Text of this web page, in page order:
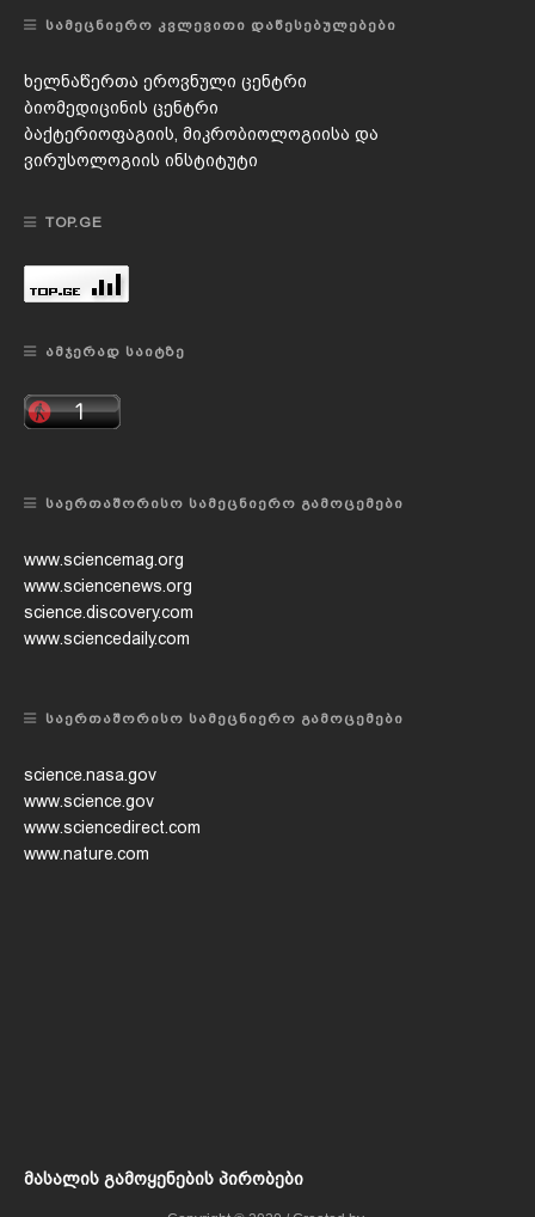
ᲡᲐᲛᲔᲪᲜᲘᲔᲠᲝ ᲙᲕᲚᲔᲕᲘᲗᲘ ᲓᲐᲬᲔᲡᲔᲑᲣᲚᲔᲑᲔᲑᲘ
ხელნაწერთა ეროვნული ცენტრი
ბიომედიცინის ცენტრი
ბაქტერიოფაგიის, მიკრობიოლოგიისა და
ვირუსოლოგიის ინსტიტუტი
TOP.GE
ᲐᲛᲯᲔᲠᲐᲓ ᲡᲐᲘᲢᲖᲔ
ᲡᲐᲔᲠᲗᲐᲨᲝᲠᲘᲡᲝ ᲡᲐᲛᲔᲪᲜᲘᲔᲠᲝ ᲒᲐᲛᲝᲪᲔᲛᲔᲑᲘ
www.sciencemag.org
www.sciencenews.org
science.discovery.com
www.sciencedaily.com
ᲡᲐᲔᲠᲗᲐᲨᲝᲠᲘᲡᲝ ᲡᲐᲛᲔᲪᲜᲘᲔᲠᲝ ᲒᲐᲛᲝᲪᲔᲛᲔᲑᲘ
science.nasa.gov
www.science.gov
www.sciencedirect.com
www.nature.com
მასალის გამოყენების პირობები